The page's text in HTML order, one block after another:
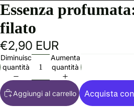
Essenza
filato
€2,90 EUR
Diminuisci
quantità
Aumenta
quantità
Aggiungi al carrello